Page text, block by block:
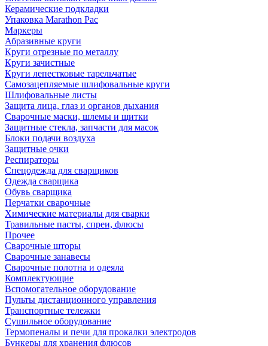
Керамические подкладки
Упаковка Marathon Pac
Маркеры
Абразивные круги
Круги отрезные по металлу
Круги зачистные
Круги лепестковые тарельчатые
Самозацепляемые шлифовальные круги
Шлифовальные листы
Защита лица, глаз и органов дыхания
Сварочные маски, шлемы и щитки
Защитные стекла, запчасти для масок
Блоки подачи воздуха
Защитные очки
Респираторы
Спецодежда для сварщиков
Одежда сварщика
Обувь сварщика
Перчатки сварочные
Химические материалы для сварки
Травильные пасты, спреи, флюсы
Прочее
Сварочные шторы
Сварочные занавесы
Сварочные полотна и одеяла
Комплектующие
Вспомогательное оборудование
Пульты дистанционного управления
Транспортные тележки
Сушильное оборудование
Термопеналы и печи для прокалки электродов
Бункеры для хранения флюсов